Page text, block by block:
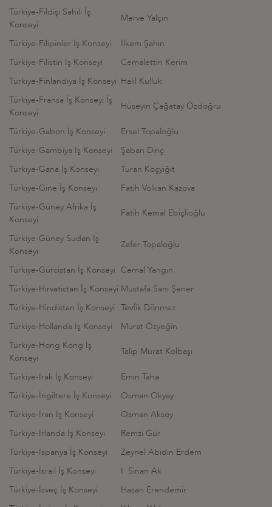
Türkiye-Fildişi Sahili İş
Konseyi
Merve Yalçın
Türkiye-Filipinler İş Konseyi
İlkem Şahın
Türkiye-Filistin İş Konseyi
Cemalettin Kerim
Türkiye-Finlandiya İş Konseyi Halil Kulluk
Türkiye-Fransa İş Konseyi İş
Konseyi
Hüseyin Çağatay Özdoğru
Türkiye-Gabon İş Konseyi
Ersel Topaloğlu
Türkiye-Gambiya İş Konseyi
Şaban Dinç
Türkiye-Gana İş Konseyi
Turan Koçyiğit
Türkiye-Gine İş Konseyi
Fatih Volkan Kazova
Türkiye-Güney Afrika İş
Konseyi
Fatih Kemal Ebiçlioğlu
Türkiye-Güney Sudan İş
Konseyi
Zafer Topaloğlu
Türkiye-Gürcistan İş Konseyi Cemal Yangın
Türkiye-Hırvatistan İş Konseyi Mustafa Sani Şener
Türkiye-Hindistan İş Konseyi Tevfik Dönmez
Türkiye-Hollanda İş Konseyi
Murat Özyeğin
Türkiye-Hong Kong İş
Konseyi
Talip Murat Kolbaşı
Türkiye-Irak İş Konseyi
Emin Taha
Türkiye-İngiltere İş Konseyi
Osman Okyay
Türkiye-İran İş Konseyi
Osman Aksoy
Türkiye-İrlanda İş Konseyi
Remzi Gür
Türkiye-İspanya İş Konseyi
Zeynel Abidın Erdem
Türkiye-İsrail İş Konseyi
I. Sinan Ak
Türkiye-İsveç İş Konseyi
Hasan Erendemir